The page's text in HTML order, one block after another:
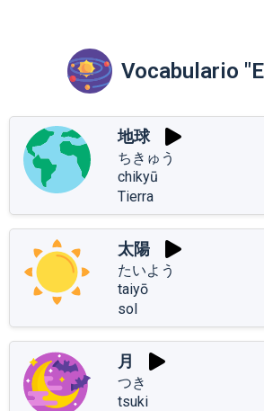
Vocabulario
地球
ちきゅう
chikyū
Tierra
太陽
たいよう
taiyō
sol
月
つき
tsuki